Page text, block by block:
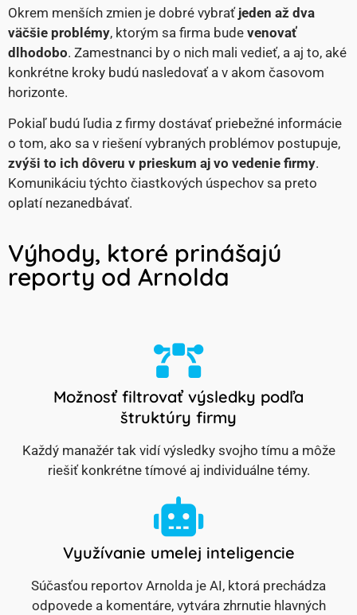
Okrem menších zmien je dobré vybrať jeden až dva
väčšie problémy, ktorým sa firma bude venovať
dlhodobo. Zamestnanci by o nich mali vedieť, a aj to, aké
konkrétne kroky budú nasledovať a v akom časovom
horizonte.
Pokiaľ budú ľudia z firmy dostávať priebežné informácie
o tom, ako sa v riešení vybraných problémov postupuje,
zvýši to ich dôveru v prieskum aj vo vedenie firmy.
Komunikáciu týchto čiastkových úspechov sa preto
oplatí nezanedbávať.
Výhody, ktoré prinášajú
reporty od Arnolda
Možnosť filtrovať výsledky podľa
štruktúry firmy
Každý manažér tak vidí výsledky svojho tímu a môže
riešiť konkrétne tímové aj individuálne témy.
Využívanie umelej inteligencie
Súčasťou reportov Arnolda je AI, ktorá prechádza
odpovede a komentáre, vytvára zhrnutie hlavných